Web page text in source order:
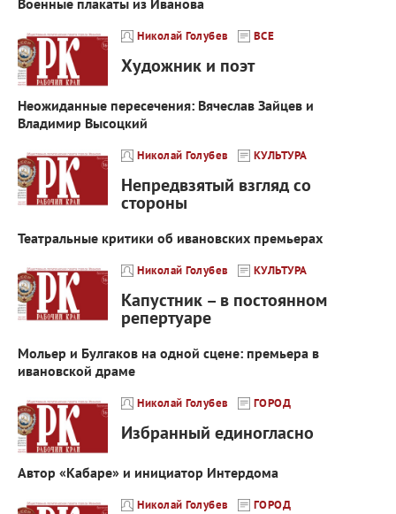
Николай Голубев ВСЕ
Художник и поэт
Неожиданные пересечения: Вячеслав Зайцев и
Владимир Высоцкий
Николай Голубев КУЛЬТУРА
Непредвзятый взгляд со
стороны
Театральные критики об ивановских премьерах
Николай Голубев КУЛЬТУРА
Капустник – в постоянном
репертуаре
Мольер и Булгаков на одной сцене: премьера в
ивановской драме
Николай Голубев ГОРОД
Избранный единогласно
Автор «Кабаре» и инициатор Интердома
Николай Голубев ГОРОД